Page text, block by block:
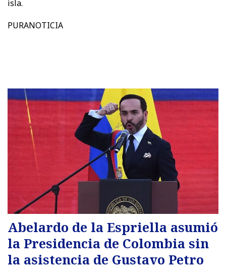
isla.
PURANOTICIA
Abelardo de la Espriella asumió
la Presidencia de Colombia sin
la asistencia de Gustavo Petro